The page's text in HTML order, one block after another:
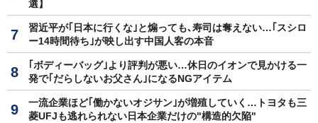
選】
習近平が｢日本に行くな｣と煽っても､寿司は奪えない…｢スシロ
ー14時間待ち｣が映し出す中国人客の本音
｢ボディーバッグ｣より評判が悪い…休日のイオンで見かける一
発で｢だらしないお父さん｣になるNGアイテム
一流企業ほど｢働かないオジサン｣が増殖していく…トヨタも三
菱UFJも逃れられない日本企業だけの"構造的欠陥"